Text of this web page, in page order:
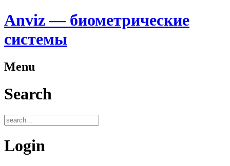
Anviz — биометрические
системы
Menu
Search
Login